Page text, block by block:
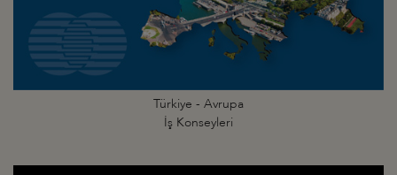
Türkiye - Avrupa
İş Konseyleri